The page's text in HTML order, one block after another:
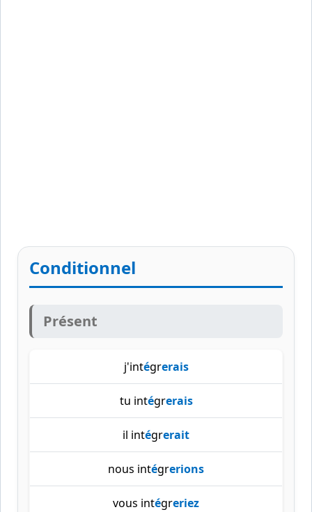
Conditionnel
Présent
j'intégrerais
tu intégrerais
il intégrerait
nous intégrerions
vous intégreriez